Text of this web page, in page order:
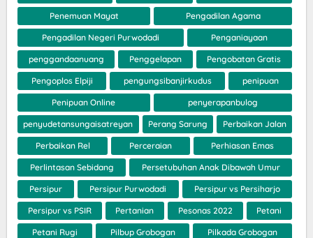
Penemuan Mayat Pengadilan Agama
Pengadilan Negeri Purwodadi Penganiayaan
penggandaanuang Penggelapan Pengobatan Gratis
Pengoplos Elpiji pengungsibanjirkudus penipuan
Penipuan Online penyerapanbulog
penyudetansungaisatreyan Perang Sarung Perbaikan Jalan
Perbaikan Rel Perceraian Perhiasan Emas
Perlintasan Sebidang Persetubuhan Anak Dibawah Umur
Persipur Persipur Purwodadi Persipur vs Persiharjo
Persipur vs PSIR Pertanian Pesonas 2022 Petani
Petani Rugi Pilbup Grobogan Pilkada Grobogan